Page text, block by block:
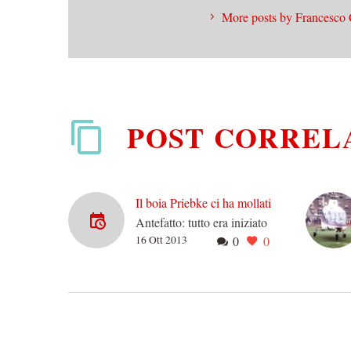
More posts by Francesco
POST
Il boia Priebke ci ha mollati
Antefatto: tutto era iniziato
quando avevo pregato gli
0 0
16 Ott 2013